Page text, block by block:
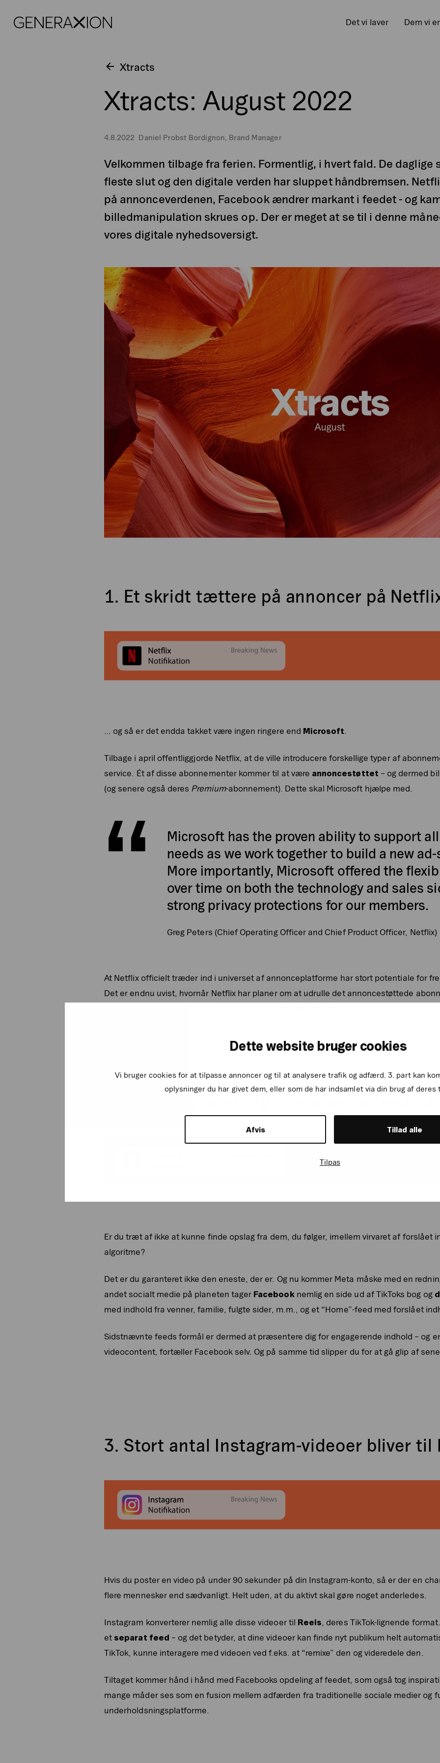
Dette website bruger cookies
Vi bruger cookies for at tilpasse annoncer og til at analysere trafik og adfærd. 3. part kan
oplysninger du har givet dem, eller som de har indsamlet via din brug af deres
Afvis Tillad alle
Tilpas
Generaxion
Det vi laver Dem vi er
Xtracts
Xtracts: August 2022
4.8.2022 Daniel Probst Bordignon, Brand Manager
Velkommen tilbage fra ferien. Formentlig, i hvert fald. De daglige
fleste slut og den digitale verden har sluppet håndbremsen.
på annonceverdenen, Facebook ændrer markant i feedet - og
billedmanipulation skrues op. Der er meget at se til i denne
vores digitale nyhedsoversigt.
1. Et skridt tættere på annoncer på
… og så er det endda takket være ingen ringere end Microsoft.
Tilbage i april offentliggjorde Netflix, at de ville introducere forskellige typer af
service. Ét af disse abonnementer kommer til at være annoncestøttet – og dermed
(og senere også deres Premium-abonnement). Dette skal Microsoft hjælpe med.
Microsoft has the proven ability to support
needs as we work together to build a new
More importantly, Microsoft offered the
over time on both the technology and sales
strong privacy protections for our members.
Greg Peters (Chief Operating Officer and Chief Product Officer, Netflix)
At Netflix officielt træder ind i universet af annonceplatforme har stort potentiale for
Det er endnu uvist, hvornår Netflix har planer om at udrulle det annoncestøttede
Er du træt af ikke at kunne finde opslag fra dem, du følger, imellem virvaret af forslået
algoritme?
Det er du garanteret ikke den eneste, der er. Og nu kommer Meta måske med en
andet socialt medie på planeten tager Facebook nemlig en side ud af TikToks bog og
med indhold fra venner, familie, fulgte sider, m.m., og et “Home”-feed med forslået
Sidstnævnte feeds formål er dermed at præsentere dig for engagerende indhold – og
videocontent, fortæller Facebook selv. Og på samme tid slipper du for at gå glip af
3. Stort antal Instagram-videoer bliver til
Hvis du poster en video på under 90 sekunder på din Instagram-konto, så er der en
flere mennesker end sædvanligt. Helt uden, at du aktivt skal gøre noget anderledes.
Instagram konverterer nemlig alle disse videoer til Reels, deres TikTok-lignende
et separat feed – og det betyder, at dine videoer kan finde nyt publikum helt
TikTok, kunne interagere med videoen ved f.eks. at “remixe” den og videredele den.
Tiltaget kommer hånd i hånd med Facebooks opdeling af feedet, som også tog
mange måder ses som en fusion mellem adfærden fra traditionelle sociale medier og
underholdsningsplatforme.